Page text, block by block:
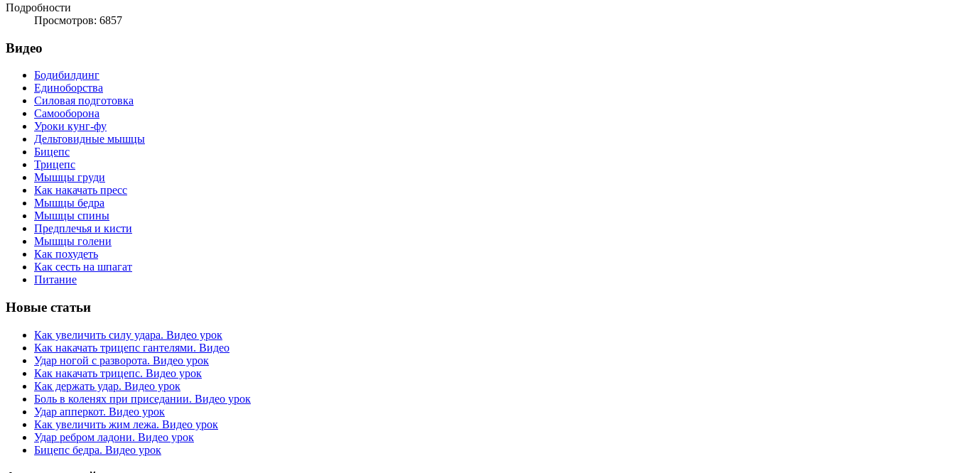
Подробности
Просмотров: 6857
Видео
Бодибилдинг
Единоборства
Силовая подготовка
Самооборона
Уроки кунг-фу
Дельтовидные мышцы
Бицепс
Трицепс
Мышцы груди
Как накачать пресс
Мышцы бедра
Мышцы спины
Предплечья и кисти
Мышцы голени
Как похудеть
Как сесть на шпагат
Питание
Новые статьи
Как увеличить силу удара. Видео урок
Как накачать трицепс гантелями. Видео
Удар ногой с разворота. Видео урок
Как накачать трицепс. Видео урок
Как держать удар. Видео урок
Боль в коленях при приседании. Видео урок
Удар апперкот. Видео урок
Как увеличить жим лежа. Видео урок
Удар ребром ладони. Видео урок
Бицепс бедра. Видео урок